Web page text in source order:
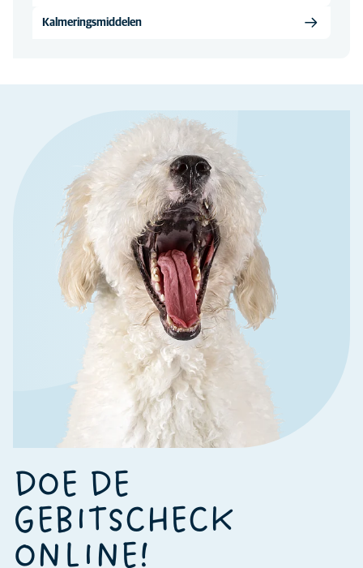
Kalmeringsmiddelen
DOE DE
GEBITSCHECK
ONLINE!